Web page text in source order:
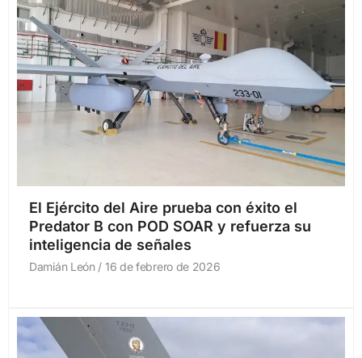
El Ejército del Aire prueba con éxito el
Predator B con POD SOAR y refuerza su
inteligencia de señales
Damián León 16 de febrero de 2026